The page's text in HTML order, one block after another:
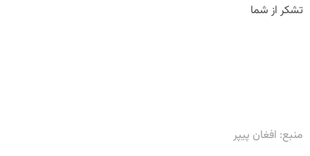
تشکر از شما
منبع: افغان پیپر